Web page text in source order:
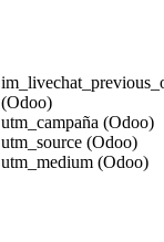
(Odoo)
utm_campaña (Odoo)
utm_source (Odoo)
utm_medium (Odoo)